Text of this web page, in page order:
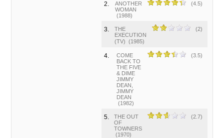
2.
ANOTHER
WOMAN
(1988)
(4.5)
3.
THE
EXECUTION
(TV) (1985)
(2)
4.
COME
BACK TO
THE FIVE
& DIME
JIMMY
DEAN,
JIMMY
DEAN
(1982)
(3.5)
5.
THE OUT
OF
TOWNERS
(1970)
(2.7)